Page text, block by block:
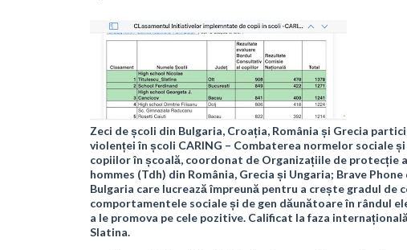
Zeci de școli din Bulgaria, Croația, România și Grecia
violenței în școli CARING – Combaterea normelor sociale
copiilor în școală, coordonat de Organizațiile de protecție
hommes (Tdh) din România, Grecia și Ungaria; Brave
Bulgaria care lucrează împreună pentru a crește gradul de
comportamentele sociale și de gen dăunătoare în rândul
a le promova pe cele pozitive. Calificat la faza
Slatina.